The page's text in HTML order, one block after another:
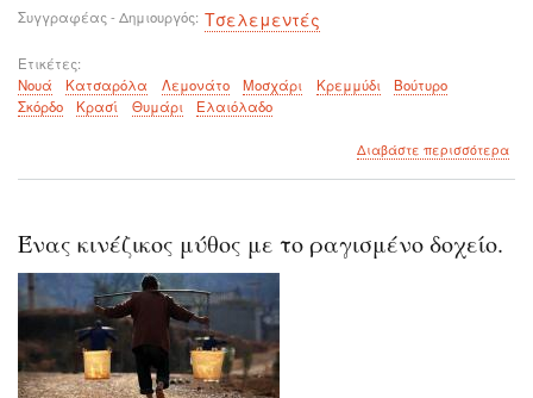
Συγγραφέας - Δημιουργός Τσελεμεντές
Ετικέτες
Νουά
Κατσαρόλα Λεμονάτο Μοσχάρι Κρεμμύδι
Βούτυρο
Σκόρδο
Κρασί Θυμάρι Ελαιόλαδο
Διαβάστε περισσότεραγια
Ένας κινέζικος μύθος με το ραγισμένο δοχείο.